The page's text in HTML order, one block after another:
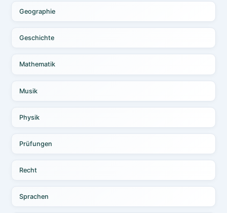
Geographie
Geschichte
Mathematik
Musik
Physik
Prüfungen
Recht
Sprachen